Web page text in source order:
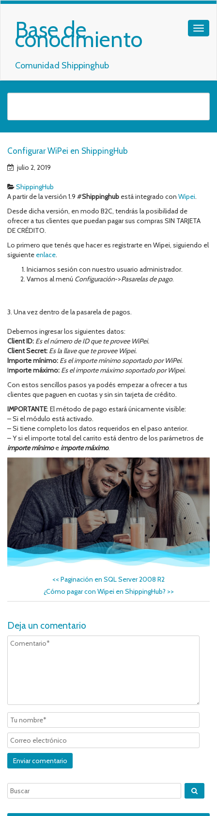
Base de
conocimiento
Comunidad Shippinghub
Configurar WiPei en ShippingHub
julio 2, 2019
ShippingHub
A partir de la versión 1.9 #Shippinghub está integrado con Wipei.
Desde dicha versión, en modo B2C, tendrás la posibilidad de
ofrecer a tus clientes que puedan pagar sus compras SIN TARJETA
DE CRÉDITO.
Lo primero que tenés que hacer es registrarte en Wipei, siguiendo el
siguiente enlace.
Iniciamos sesión con nuestro usuario administrador.
Vamos al menú Configuración->Pasarelas de pago.
3. Una vez dentro de la pasarela de pagos.
Debemos ingresar los siguientes datos:
Client ID: Es el número de ID que te provee WiPei.
Client Secret: Es la llave que te provee Wipei.
Importe mínimo: Es el importe mínimo soportado por WiPei.
Importe máximo: Es el importe máximo soportado por Wipei.
Con estos sencillos pasos ya podés empezar a ofrecer a tus
clientes que paguen en cuotas y sin sin tarjeta de crédito.
IMPORTANTE: El método de pago estará únicamente visible:
– Si el módulo está activado.
– Si tiene completo los datos requeridos en el paso anterior.
– Y si el importe total del carrito está dentro de los parámetros de
importe mínimoe importe máximo.
<< Paginación en SQL Server 2008 R2
¿Cómo pagar con Wipei en ShippingHub? >>
Deja un comentario